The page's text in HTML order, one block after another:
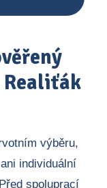
výběru,
individuální
spoluprací